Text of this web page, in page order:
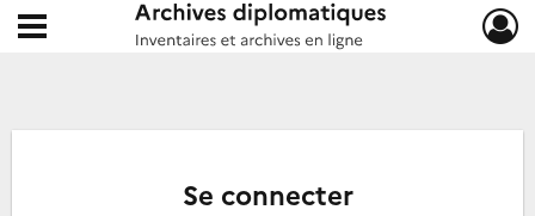
Archives diplomatiques
Ouvrir le menu déroulant
Se connecter